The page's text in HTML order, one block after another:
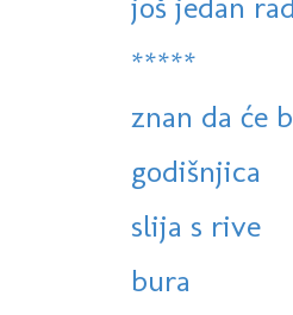
*****
znan da će
godišnjica
slija s rive
bura